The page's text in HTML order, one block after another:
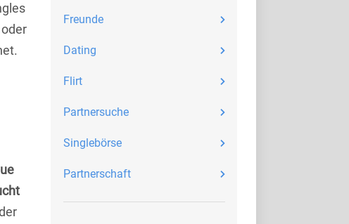
oder
Freunde
Dating
Flirt
Partnersuche
Singlebörse
Partnerschaft